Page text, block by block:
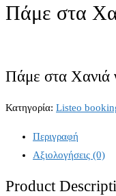
Πάμε στα
Πάμε στα Χανιά
Κατηγορία: Listeo
Περιγραφή
Αξιολογήσεις (0)
Product